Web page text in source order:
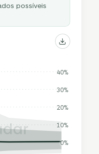
possíveis
0%
10%
20%
30%
40%